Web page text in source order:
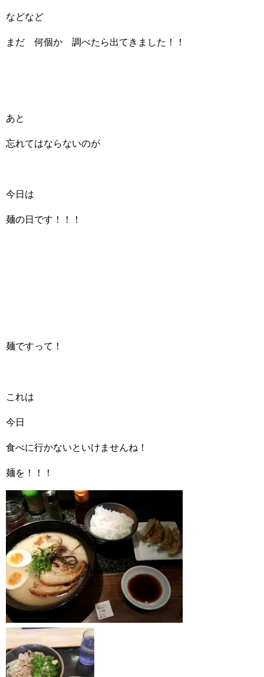
などなど
まだ 何個か 調べたら出てきました！！
あと
忘れてはならないのが
今日は
麺の日です！！！
麺ですって！
これは
今日
食べに行かないといけませんね！
麺を！！！